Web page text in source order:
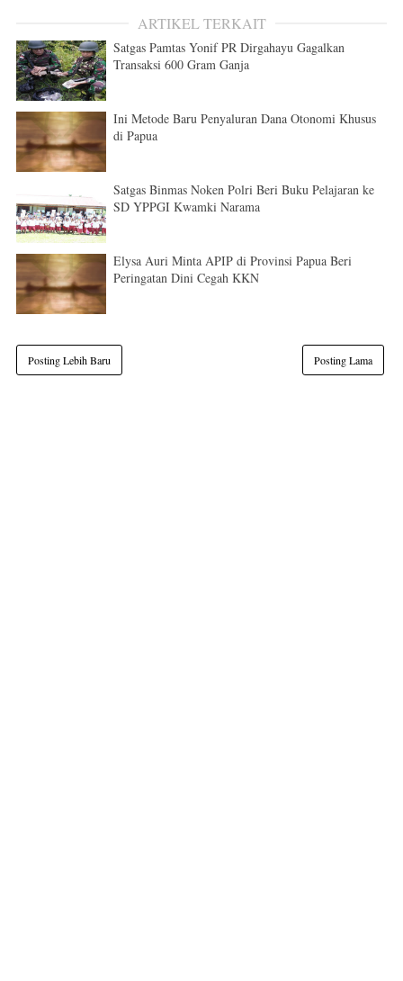
ARTIKEL TERKAIT
Satgas Pamtas Yonif PR Dirgahayu Gagalkan
Transaksi 600 Gram Ganja
Ini Metode Baru Penyaluran Dana Otonomi Khusus
di Papua
Satgas Binmas Noken Polri Beri Buku Pelajaran ke
SD YPPGI Kwamki Narama
Elysa Auri Minta APIP di Provinsi Papua Beri
Peringatan Dini Cegah KKN
Posting Lebih Baru Posting Lama